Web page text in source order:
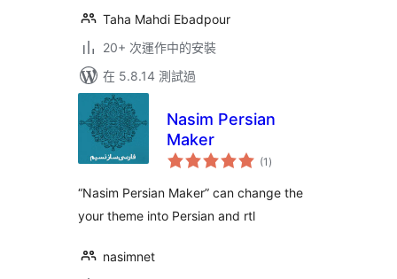
Taha Mahdi Ebadpour
20+ 次運作中的安裝
在 5.8.14 測試過
Nasim Persian
Maker
(1 總
評)
“Nasim Persian Maker” can change the
your theme into Persian and rtl
nasimnet